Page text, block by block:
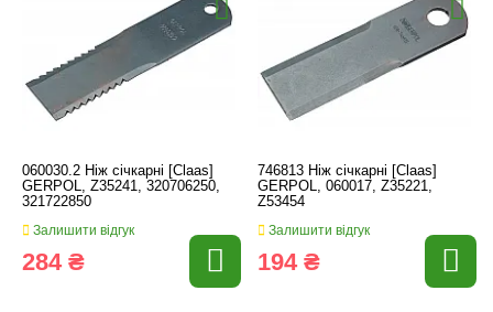
060030.2 Ніж січкарні [Claas]
GERPOL, Z35241, 320706250,
321722850
Залишити відгук
284 ₴
746813 Ніж січкарні [Claas]
GERPOL, 060017, Z35221,
Z53454
Залишити відгук
194 ₴